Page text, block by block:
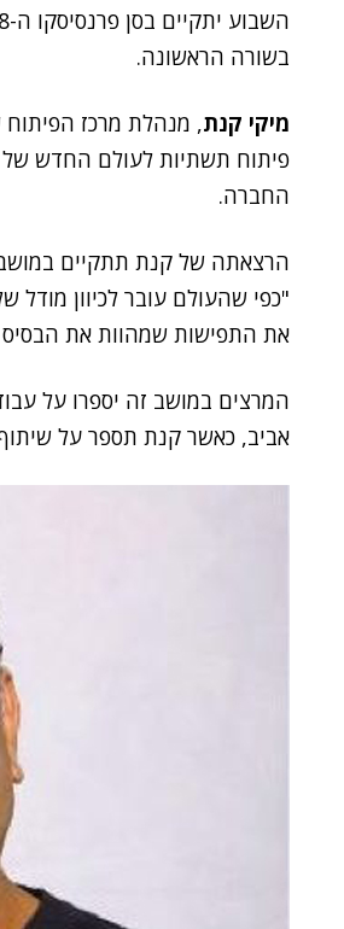
בשורה הראשונה.
מיקי קנת, מנהלת מרכז
פיתוח תשתיות לעולם החדש של
החברה.
הרצאתה של קנת תתקיים
"כפי שהעולם עובר לכיוון
את התפישות שמהוות את
המרצים במושב זה יספרו על
אביב, כאשר קנת תספר על